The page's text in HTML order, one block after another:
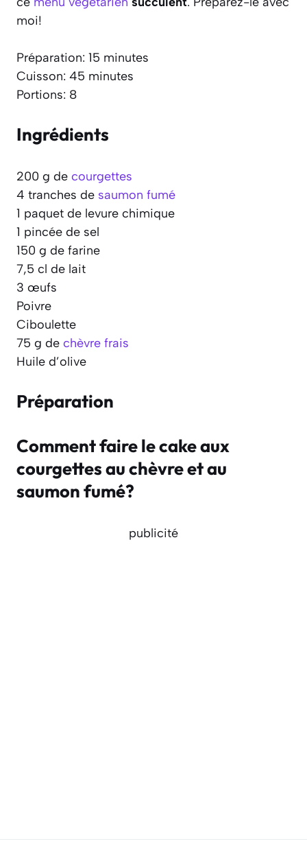
moi!
Préparation: 15 minutes
Cuisson: 45 minutes
Portions: 8
Ingrédients
200 g de courgettes
4 tranches de saumon fumé
1 paquet de levure chimique
1 pincée de sel
150 g de farine
7,5 cl de lait
3 œufs
Poivre
Ciboulette
75 g de chèvre frais
Huile d’olive
Préparation
Comment faire le cake aux
courgettes au chèvre et au
saumon fumé?
publicité